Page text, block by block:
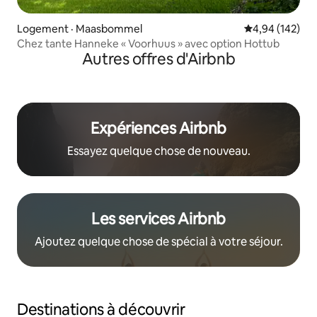
Logement · Maasbommel Note
4,94 (142)
Chez tante Hanneke « Voorhuus » avec option Hottub
Autres offres d'Airbnb
Expériences Airbnb
Essayez quelque chose de nouveau.
Les services Airbnb
Ajoutez quelque chose de spécial à votre séjour.
Destinations à découvrir